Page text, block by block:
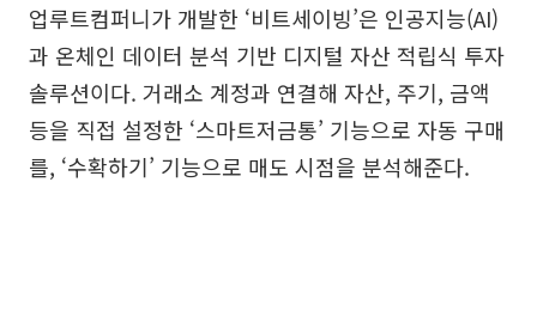
업루트컴퍼니가 개발한 ‘비트세이빙’은 인공지능(AI)
과 온체인 데이터 분석 기반 디지털 자산 적립식 투자
솔루션이다. 거래소 계정과 연결해 자산, 주기, 금액
등을 직접 설정한 ‘스마트저금통’ 기능으로 자동 구매
를, ‘수확하기’ 기능으로 매도 시점을 분석해준다.